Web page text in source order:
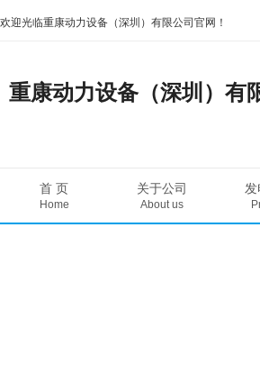
欢迎光临重康动力设备（深圳）有限公司官网！
重康动力设备（深圳）有
首 页
Home
关于公司
About us